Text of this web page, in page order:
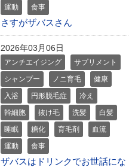
運動
食事
さすがザバスさん
2026年03月06日
アンチエイジング
サプリメント
シャンプー
ノニ育毛
健康
入浴
円形脱毛症
冷え
幹細胞
抜け毛 洗髪
白髪
睡眠
糖化 育毛剤
血流
運動
食事
ザバスはドリンクでお世話にな